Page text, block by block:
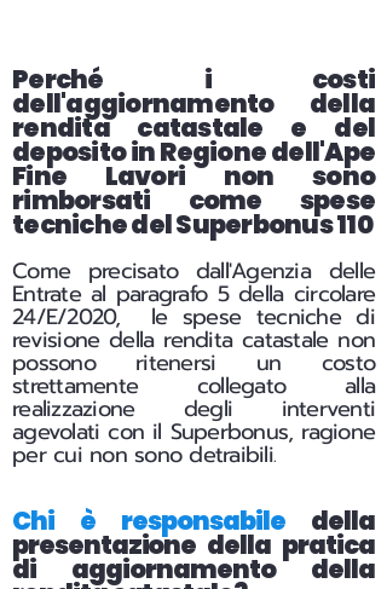
Perché i costi
dell'aggiornamento della
rendita catastale e del
deposito in Regione dell'Ape
Fine Lavori non sono
rimborsati come spese
tecniche del Superbonus 110
Come precisato dall'Agenzia delle
Entrate al paragrafo 5 della circolare
24/E/2020, le spese tecniche di
revisione della rendita catastale non
possono ritenersi un costo
strettamente collegato alla
realizzazione degli interventi
agevolati con il Superbonus, ragione
per cui non sono detraibili.
Chi è responsabiledella
presentazione della pratica
di aggiornamento della